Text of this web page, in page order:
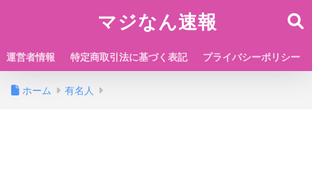
マジなん速報
運営者情報 特定商取引法に基づく表記 プライバシーポリシー
ホーム 有名人